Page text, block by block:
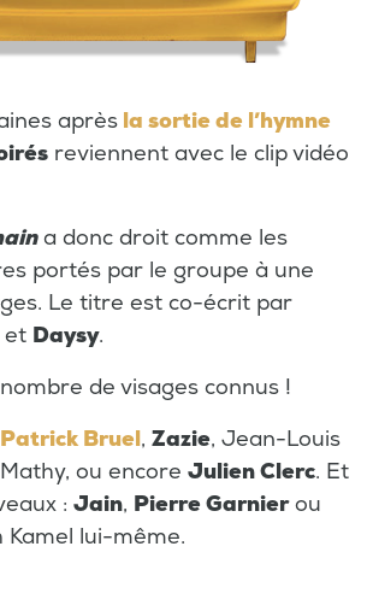
après la sortie de l’hymne
reviennent avec le clip vidéo
a donc droit comme les
portés par le groupe à une
Le titre est co-écrit par
et Daysy.
de visages connus !
Patrick Bruel, Zazie, Jean-Louis
ou encore Julien Clerc. Et
: Jain, Pierre Garnierou
lui-même.